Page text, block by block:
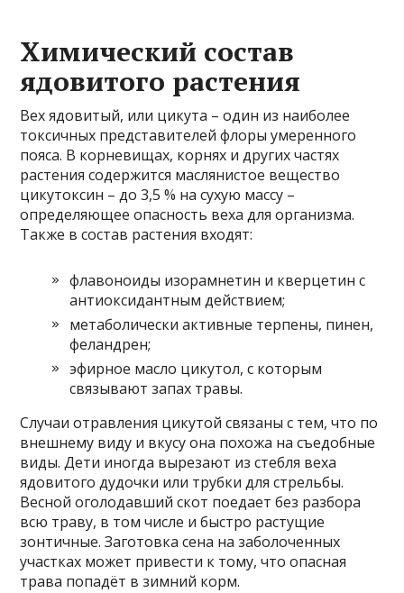
Химический состав
ядовитого растения
Вех ядовитый, или цикута – один из наиболее
токсичных представителей флоры умеренного
пояса. В корневищах, корнях и других частях
растения содержится маслянистое вещество
цикутоксин – до 3,5 % на сухую массу –
определяющее опасность веха для организма.
Также в состав растения входят:
флавоноиды изорамнетин и кверцетин с
антиоксидантным действием;
метаболически активные терпены, пинен,
феландрен;
эфирное масло цикутол, с которым
связывают запах травы.
Случаи отравления цикутой связаны с тем, что по
внешнему виду и вкусу она похожа на съедобные
виды. Дети иногда вырезают из стебля веха
ядовитого дудочки или трубки для стрельбы.
Весной оголодавший скот поедает без разбора
всю траву, в том числе и быстро растущие
зонтичные. Заготовка сена на заболоченных
участках может привести к тому, что опасная
трава попадёт в зимний корм.